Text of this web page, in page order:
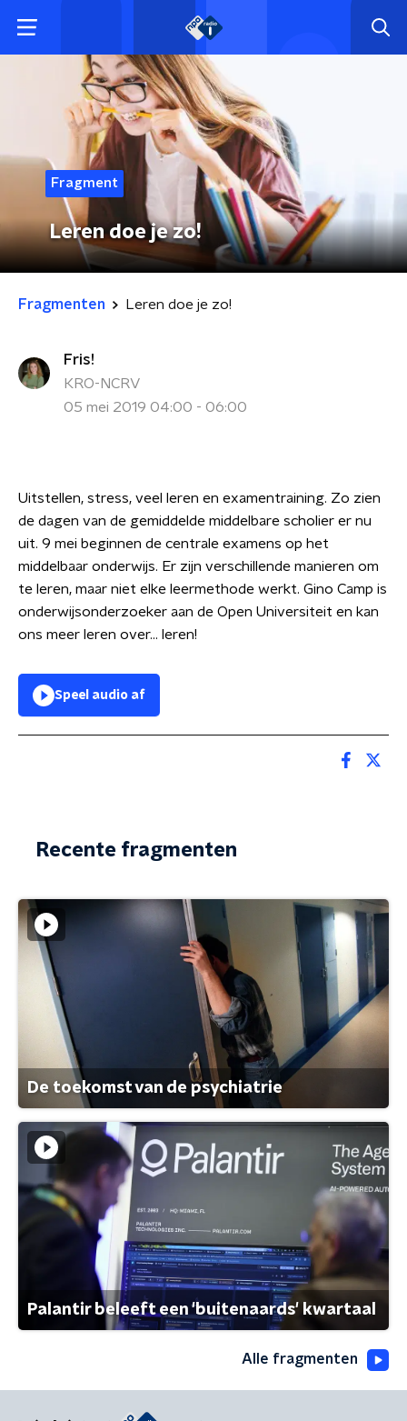
Fragment
Leren doe je zo!
Fragmenten Leren doe je zo!
Fris!
KRO-NCRV
05 mei 2019 04:00 - 06:00
Uitstellen, stress, veel leren en examentraining. Zo zien
de dagen van de gemiddelde middelbare scholier er nu
uit. 9 mei beginnen de centrale examens op het
middelbaar onderwijs. Er zijn verschillende manieren om
te leren, maar niet elke leermethode werkt. Gino Camp is
onderwijsonderzoeker aan de Open Universiteit en kan
ons meer leren over… leren!
Speel audio af
Recente fragmenten
De toekomst van de psychiatrie
Palantir beleeft een 'buitenaards' kwartaal
Alle fragmenten